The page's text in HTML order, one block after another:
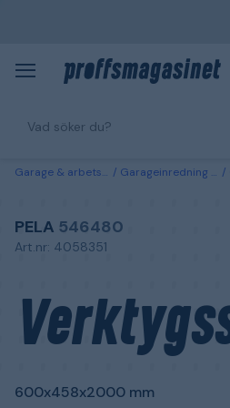
Garage & arbetsplats Garageinredning & förvaring
PELA 546480
Art.nr: 4058351
600x458x2000 mm